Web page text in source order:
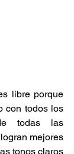
libre porque
con todos los
todas las
mejores
tonos claros